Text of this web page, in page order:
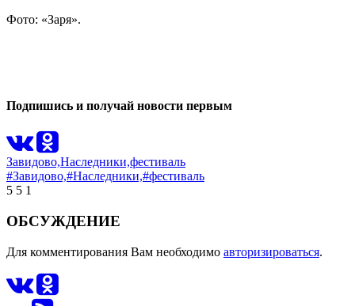
Фото: «Заря».
Подпишись и получай новости первым
Завидово,Наследники,фестиваль
#Завидово,#Наследники,#фестиваль
5 5 1
ОБСУЖДЕНИЕ
Для комментирования Вам необходимо авторизироваться.